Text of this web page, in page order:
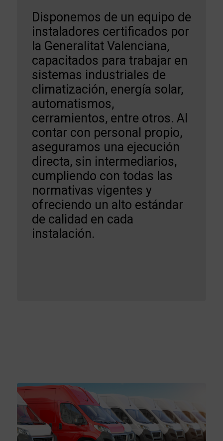
Disponemos de un equipo de
instaladores certificados por
la Generalitat Valenciana,
capacitados para trabajar en
sistemas industriales de
climatización, energía solar,
automatismos,
cerramientos, entre otros. Al
contar con personal propio,
aseguramos una ejecución
directa, sin intermediarios,
cumpliendo con todas las
normativas vigentes y
ofreciendo un alto estándar
de calidad en cada
instalación.